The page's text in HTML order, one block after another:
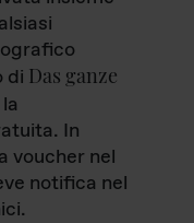
di Das ganze
In
voucher nel
notifica nel